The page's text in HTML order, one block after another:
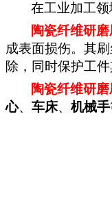
在工业加工
陶瓷纤维研磨
成表面损伤。其
除，同时保护工件
陶瓷纤维研
心、 车床、 机械手